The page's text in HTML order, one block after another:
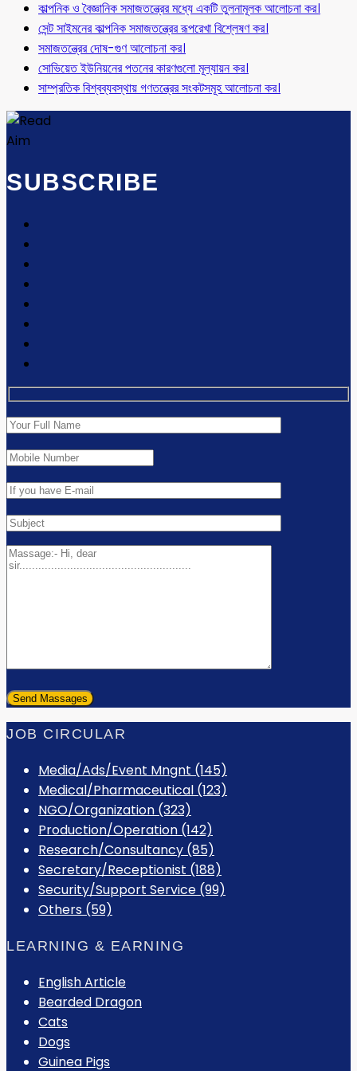
কাল্পনিক ও বৈজ্ঞানিক সমাজতন্ত্রের মধ্যে একটি তুলনামূলক আলোচনা কর।
সেন্ট সাইমনের কাল্পনিক সমাজতন্ত্রের রূপরেখা বিশ্লেষণ কর।
সমাজতন্ত্রের দোষ-গুণ আলোচনা কর।
সোভিয়েত ইউনিয়নের পতনের কারণগুলো মূল্যায়ন কর।
সাম্প্রতিক বিশ্বব্যবস্থায় গণতন্ত্রের সংকটসমূহ আলোচনা কর।
SUBSCRIBE
JOB CIRCULAR
Media/Ads/Event Mngnt (145)
Medical/Pharmaceutical (123)
NGO/Organization (323)
Production/Operation (142)
Research/Consultancy (85)
Secretary/Receptionist (188)
Security/Support Service (99)
Others (59)
LEARNING & EARNING
English Article
Bearded Dragon
Cats
Dogs
Guinea Pigs